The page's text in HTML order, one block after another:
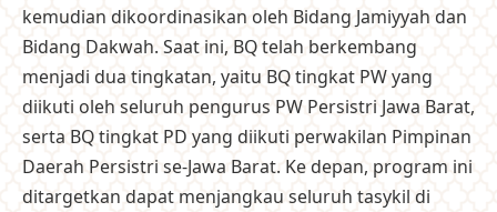
kemudian dikoordinasikan oleh Bidang Jamiyyah dan
Bidang Dakwah. Saat ini, BQ telah berkembang
menjadi dua tingkatan, yaitu BQ tingkat PW yang
diikuti oleh seluruh pengurus PW Persistri Jawa Barat,
serta BQ tingkat PD yang diikuti perwakilan Pimpinan
Daerah Persistri se-Jawa Barat. Ke depan, program ini
ditargetkan dapat menjangkau seluruh tasykil di